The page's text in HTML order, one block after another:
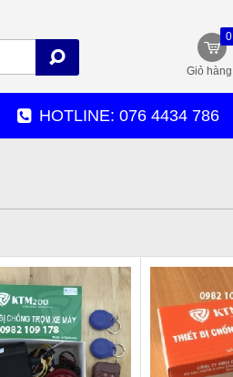
Giỏ hàng
0
HOTLINE: 076 4434 786